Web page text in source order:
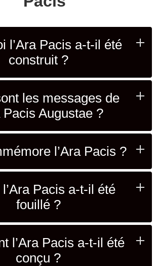
l’Ara Pacis a-t-il été
construit ?
les messages de
Pacis Augustae ?
l’Ara Pacis ?
Pacis a-t-il été
fouillé ?
l’Ara Pacis a-t-il été
conçu ?